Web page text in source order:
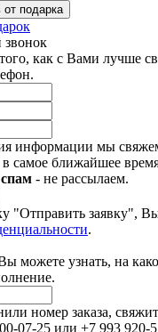
от подарка
звонок
как с Вами лучше
информации мы
самое ближайшее
- не рассылаем.
"Отправить заявку", Вы
.
можете узнать, на
номер заказа,
07-25 или +7 993 920-